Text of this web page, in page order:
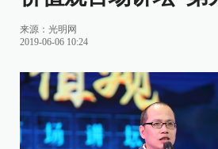
来源： 光明网
2019-06-06 10:24